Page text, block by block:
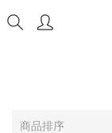
商品排序